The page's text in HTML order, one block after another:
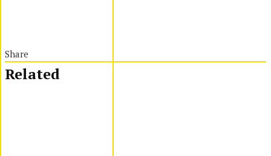
Share
Related